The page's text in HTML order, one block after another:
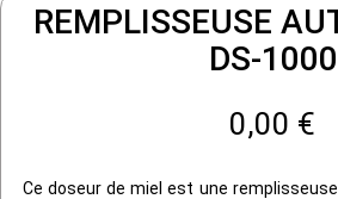
REMPLISSEUSE
DS-1000
0,00 €
Ce doseur de miel est une